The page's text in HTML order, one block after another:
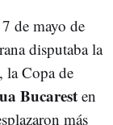
de mayo de
disputaba la
la Copa de
Bucaresten
más